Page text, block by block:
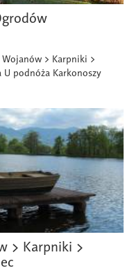
Wojanów > Karpniki >
U podnóża Karkonoszy
> Karpniki >